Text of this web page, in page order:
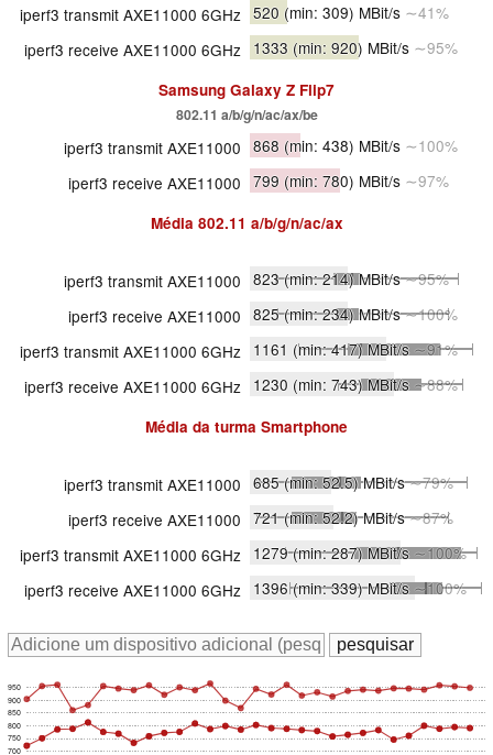
iperf3 transmit AXE11000 6GHz 520 (min: 309) MBit/s ∼41%
iperf3 receive AXE11000 6GHz 1333 (min: 920) MBit/s ∼95%
Samsung Galaxy Z Flip7
802.11 a/​b/​g/​n/​ac/​ax/​be
iperf3 transmit AXE11000 868 (min: 438) MBit/s ∼100%
iperf3 receive AXE11000 799 (min: 780) MBit/s ∼97%
Média 802.11 a/b/g/n/ac/ax
iperf3 transmit AXE11000 823(min: 214)MBit/s∼95%
iperf3 receive AXE11000 825(min: 234)MBit/s∼100%
iperf3 transmit AXE11000 6GHz 1161 (min: 417)MBit/s∼91%
iperf3 receive AXE11000 6GHz 1230 (min: 743)MBit/s∼88%
Média da turma Smartphone
iperf3 transmit AXE11000 685(min: 52.5)MBit/s∼79%
iperf3 receive AXE11000 721(min: 52.2)MBit/s∼87%
iperf3 transmit AXE11000 6GHz 1279(min: 287)MBit/s∼100%
iperf3 receive AXE11000 6GHz 1396(min: 339)MBit/s∼100%
700
750
800
850
900
950